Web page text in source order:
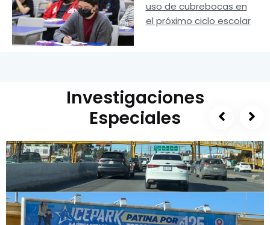
uso de cubrebocas en
el próximo ciclo escolar
Investigaciones
Especiales